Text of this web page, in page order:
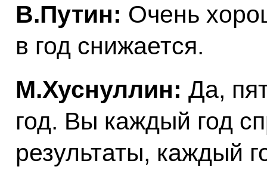
В.Путин: Очень
в год снижается.
М.Хуснуллин: Да,
год. Вы каждый год
результаты, каждый